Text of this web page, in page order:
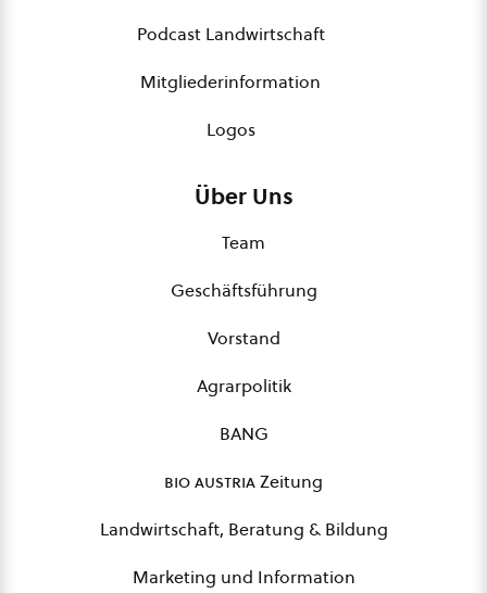
Podcast Landwirtschaft
Mitgliederinformation
Logos
Über Uns
Team
Geschäftsführung
Vorstand
Agrarpolitik
BANG
bio austriaZeitung
Landwirtschaft, Beratung & Bildung
Marketing und Information